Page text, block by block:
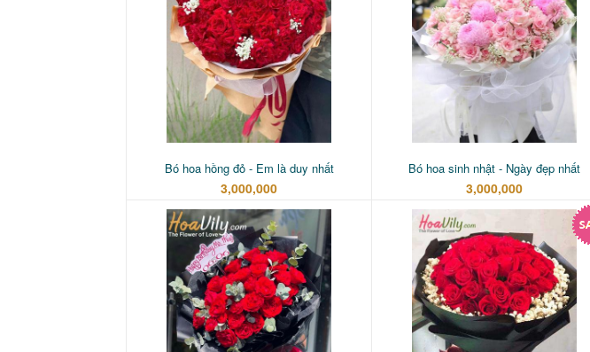
Bó hoa hồng đỏ - Em là duy nhất
3,000,000
Bó hoa sinh nhật - Ngày đẹp nhất
3,000,000